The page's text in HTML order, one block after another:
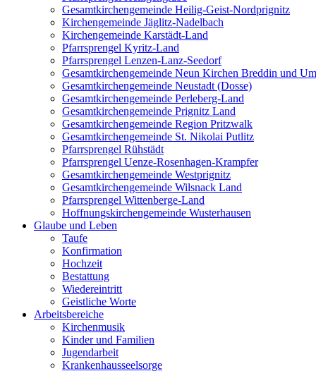
Gesamtkirchengemeinde Heilig-Geist-Nordprignitz
Kirchengemeinde Jäglitz-Nadelbach
Kirchengemeinde Karstädt-Land
Pfarrsprengel Kyritz-Land
Pfarrsprengel Lenzen-Lanz-Seedorf
Gesamtkirchengemeinde Neun Kirchen Breddin und
Gesamtkirchengemeinde Neustadt (Dosse)
Gesamtkirchengemeinde Perleberg-Land
Gesamtkirchengemeinde Prignitz Land
Gesamtkirchengemeinde Region Pritzwalk
Gesamtkirchengemeinde St. Nikolai Putlitz
Pfarrsprengel Rühstädt
Pfarrsprengel Uenze-Rosenhagen-Krampfer
Gesamtkirchengemeinde Westprignitz
Gesamtkirchengemeinde Wilsnack Land
Pfarrsprengel Wittenberge-Land
Hoffnungskirchengemeinde Wusterhausen
Glaube und Leben
Taufe
Konfirmation
Hochzeit
Bestattung
Wiedereintritt
Geistliche Worte
Arbeitsbereiche
Kirchenmusik
Kinder und Familien
Jugendarbeit
Krankenhausseelsorge